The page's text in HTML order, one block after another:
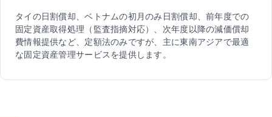
タイの日割償却、ベトナムの初月のみ日割償却、前年度での
固定資産取得処理（監査指摘対応）、次年度以降の減価償却
費情報提供など、定額法のみですが、主に東南アジアで最適
な固定資産管理サービスを提供します。